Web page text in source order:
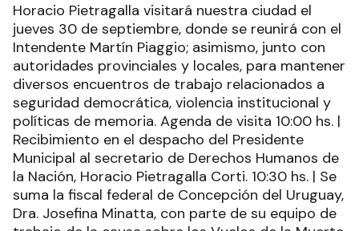
Horacio Pietragalla visitará nuestra ciudad el
jueves 30 de septiembre, donde se reunirá con el
Intendente Martín Piaggio; asimismo, junto con
autoridades provinciales y locales, para mantener
diversos encuentros de trabajo relacionados a
seguridad democrática, violencia institucional y
políticas de memoria. Agenda de visita 10:00 hs. |
Recibimiento en el despacho del Presidente
Municipal al secretario de Derechos Humanos de
la Nación, Horacio Pietragalla Corti. 10:30 hs. | Se
suma la fiscal federal de Concepción del Uruguay,
Dra. Josefina Minatta, con parte de su equipo de